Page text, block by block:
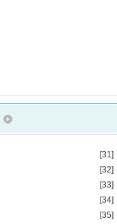
[31]
[32]
[33]
[34]
[35]